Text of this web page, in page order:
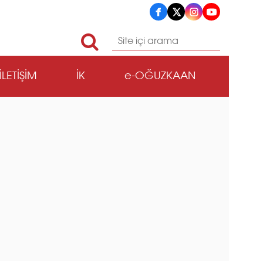
İLETİŞİM İK e-OĞUZKAAN